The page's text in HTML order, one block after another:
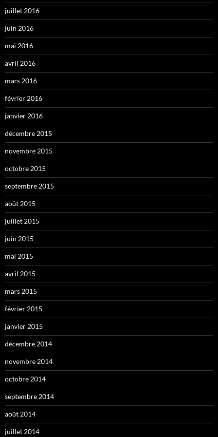
juillet 2016
juin 2016
mai 2016
avril 2016
mars 2016
février 2016
janvier 2016
décembre 2015
novembre 2015
octobre 2015
septembre 2015
août 2015
juillet 2015
juin 2015
mai 2015
avril 2015
mars 2015
février 2015
janvier 2015
décembre 2014
novembre 2014
octobre 2014
septembre 2014
août 2014
juillet 2014